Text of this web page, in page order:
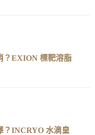
？EXION 標靶溶脂
？INCRYO 水滴皇